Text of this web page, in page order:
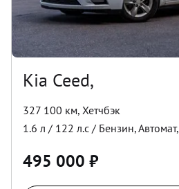
Kia Ceed,
327 100 км, Хетчбэк
1.6 л / 122 л.с / Бензин,Автомат,
495 000 ₽